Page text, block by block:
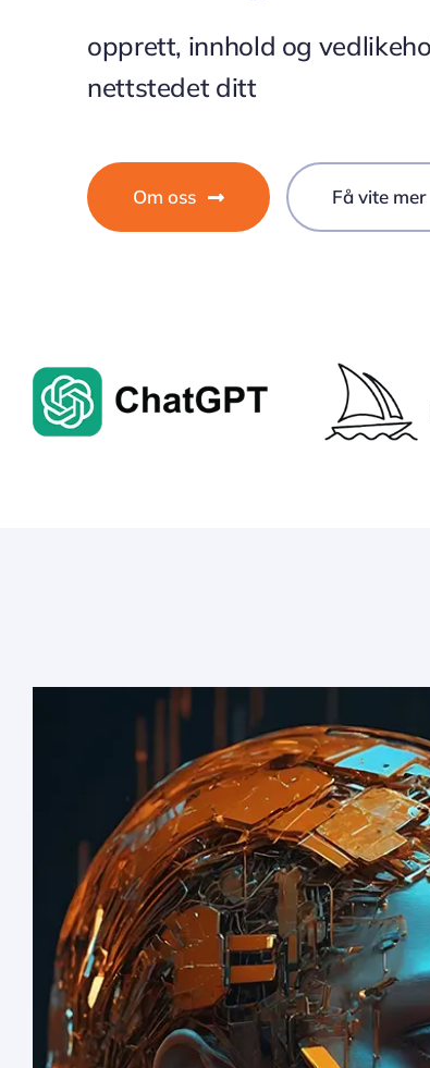
opprett, innhold og
nettstedet ditt
Om oss Få vite mer